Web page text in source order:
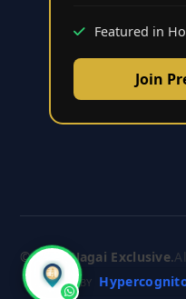
Featured in
Join
© 2026Nagai Exclusive.
CRAFTED BY